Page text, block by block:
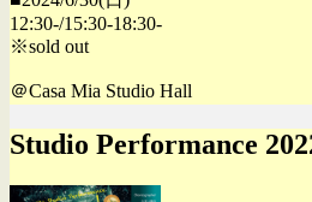
12:30-/15:30-18:30-
※sold out
＠Casa Mia Studio Hall
Studio Performance